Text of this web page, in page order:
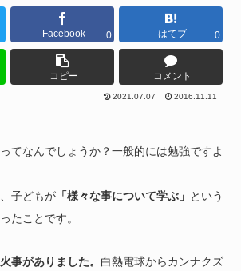
Facebook 0 はてブ 0
コピー コメント
2021.07.07 2016.11.11
てなんでしょうか？一般的には勉強ですよ
子どもが 「様々な事について学ぶ」 という
たことです。
事がありました。 白熱電球からカンナクズ